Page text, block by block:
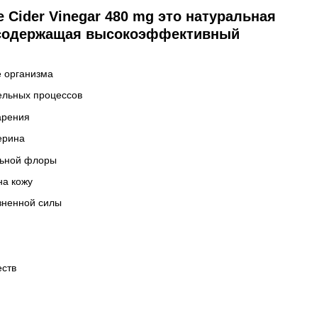
Vinegar 480 mg это натуральная
высокоэффективный
организма
процессов
флоры
кожу
силы